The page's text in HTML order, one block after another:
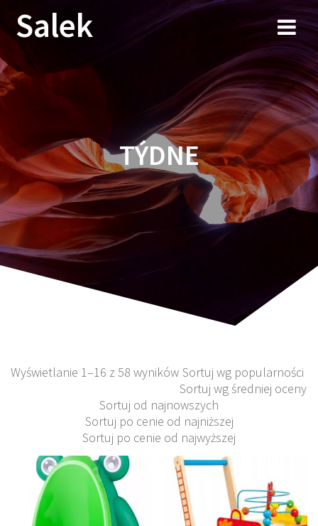
Przejdź
do
Salek
TÝDNE
Wyświetlanie 1–16 z 58 wyników Sortuj wg popularności
Sortuj wg średniej oceny
Sortuj od najnowszych
Sortuj po cenie od najniższej
Sortuj po cenie od najwyższej